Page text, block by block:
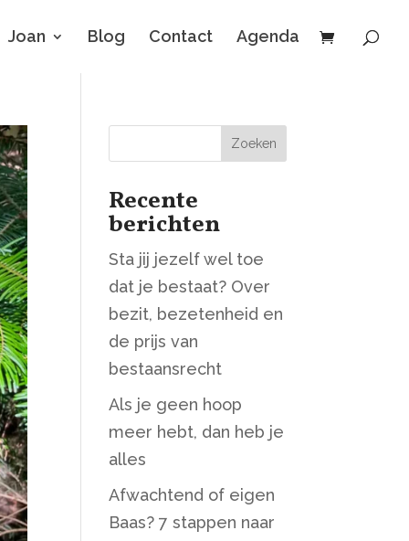
Joan Blog Contact Agenda
Zoeken
Recente
berichten
Sta jij jezelf wel toe
dat je bestaat? Over
bezit, bezetenheid en
de prijs van
bestaansrecht
Als je geen hoop
meer hebt, dan heb je
alles
Afwachtend of eigen
Baas? 7 stappen naar